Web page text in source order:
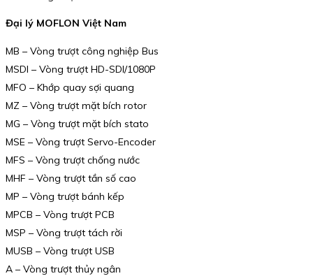
Đại lý MOFLON Việt Nam
MB – Vòng trượt công nghiệp Bus
MSDI – Vòng trượt HD-SDI/1080P
MFO – Khớp quay sợi quang
MZ – Vòng trượt mặt bích rotor
MG – Vòng trượt mặt bích stato
MSE – Vòng trượt Servo-Encoder
MFS – Vòng trượt chống nước
MHF – Vòng trượt tần số cao
MP – Vòng trượt bánh kếp
MPCB – Vòng trượt PCB
MSP – Vòng trượt tách rời
MUSB – Vòng trượt USB
A – Vòng trượt thủy ngân